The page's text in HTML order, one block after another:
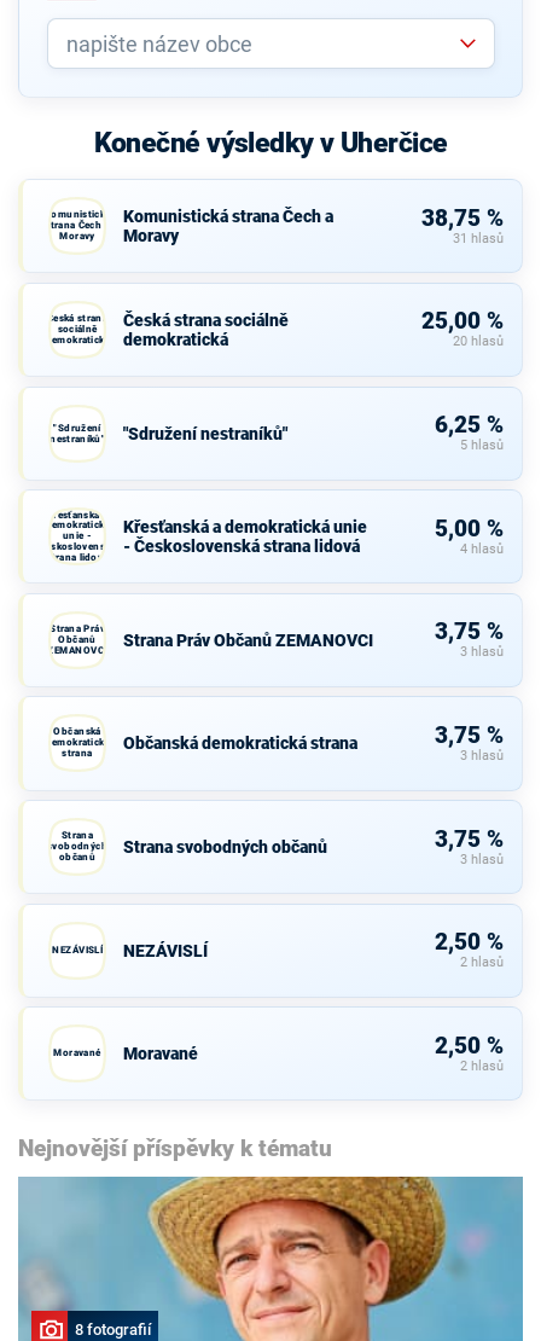
Konečné výsledky v Uherčice
Komunistická
strana Čech a
Moravy
Komunistická strana Čech a
Moravy
38,75 %
31 hlasů
Česká strana
sociálně
demokratická
Česká strana sociálně
demokratická
25,00 %
20 hlasů
"Sdružení
nestraníků"
"Sdružení nestraníků" 6,25 %
5 hlasů
Křesťanská a
demokratická
unie -
Československá
strana lidová
Křesťanská a demokratická unie
- Československá strana lidová
5,00 %
4 hlasů
Strana Práv
Občanů
ZEMANOVCI
Strana Práv Občanů ZEMANOVCI 3,75 %
3 hlasů
Občanská
demokratická
strana
Občanská demokratická strana 3,75 %
3 hlasů
Strana
svobodných
občanů
Strana svobodných občanů 3,75 %
3 hlasů
NEZÁVISLÍ NEZÁVISLÍ 2,50 %
2 hlasů
Moravané Moravané 2,50 %
2 hlasů
Nejnovější příspěvky k tématu
8 fotografií